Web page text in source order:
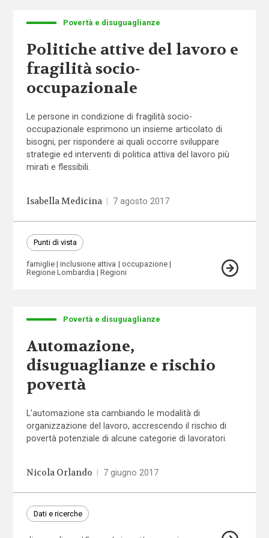
Povertà e disuguaglianze
Politiche attive del lavoro e
fragilità socio-
occupazionale
Le persone in condizione di fragilità socio-
occupazionale esprimono un insieme articolato di
bisogni, per rispondere ai quali occorre sviluppare
strategie ed interventi di politica attiva del lavoro più
mirati e flessibili.
Isabella Medicina 7 agosto 2017
Punti di vista
famiglie inclusione attiva
occupazione
Regione Lombardia
Regioni
Povertà e disuguaglianze
Automazione,
disuguaglianze e rischio
povertà
L’automazione sta cambiando le modalità di
organizzazione del lavoro, accrescendo il rischio di
povertà potenziale di alcune categorie di lavoratori.
Nicola Orlando 7 giugno 2017
Dati e ricerche